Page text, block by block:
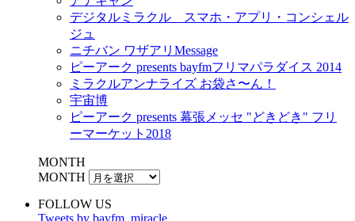
デジタルミラクル スマホ・アプリ・コンシェル
ジュ
ニチバン ワザアリMessage
ピーアーク presents bayfmフリマパラダイス 2014
ミラクルアンナライズ お袋さ〜ん！
宇宙博
ピーアーク presents 幕張メッセ "どきどき" フリ
ーマーケット2018
MONTH
MONTH
FOLLOW US